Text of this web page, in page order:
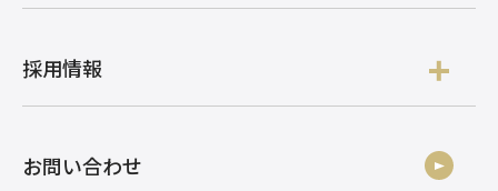
採用情報
お問い合わせ